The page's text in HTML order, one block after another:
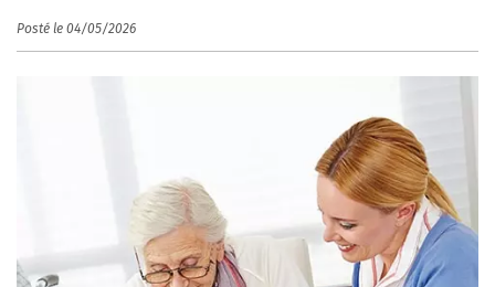
Posté le 04/05/2026